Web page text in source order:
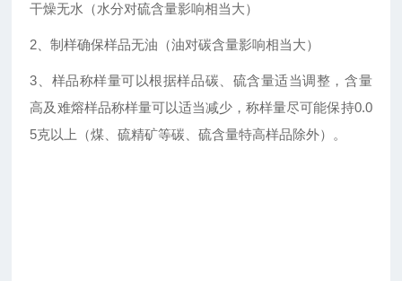
干燥无水（水分对硫含量影响相当大）
2、制样确保样品无油（油对碳含量影响相当大）
3、样品称样量可以根据样品碳、硫含量适当调整，含量
高及难熔样品称样量可以适当减少，称样量尽可能保持0.0
5克以上（煤、硫精矿等碳、硫含量特高样品除外）。